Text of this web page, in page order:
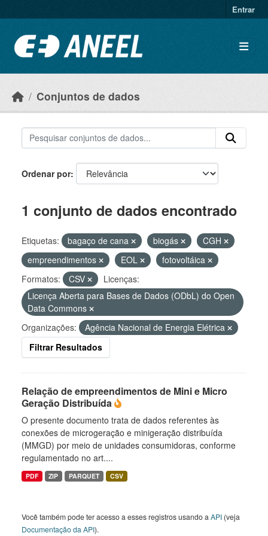
Entrar
Conjuntos de dados
Ordenar por
1 conjunto de dados encontrado
Etiquetas: bagaço de cana biogás
CGH
empreendimentos
EOL
fotovoltáica
Formatos:
CSV
Licenças:
Licença Aberta para Bases de Dados (ODbL) do Open
Data Commons
Organizações:
Agência Nacional de Energia Elétrica
Filtrar Resultados
Relação de empreendimentos de Mini e Micro
Geração Distribuída
O presente documento trata de dados referentes às
conexões de microgeração e minigeração distribuída
(MMGD) por meio de unidades consumidoras, conforme
regulamentado no art....
PDF ZIP PARQUET CSV
Você também pode ter acesso a esses registros usando a API (veja
Documentação da API).